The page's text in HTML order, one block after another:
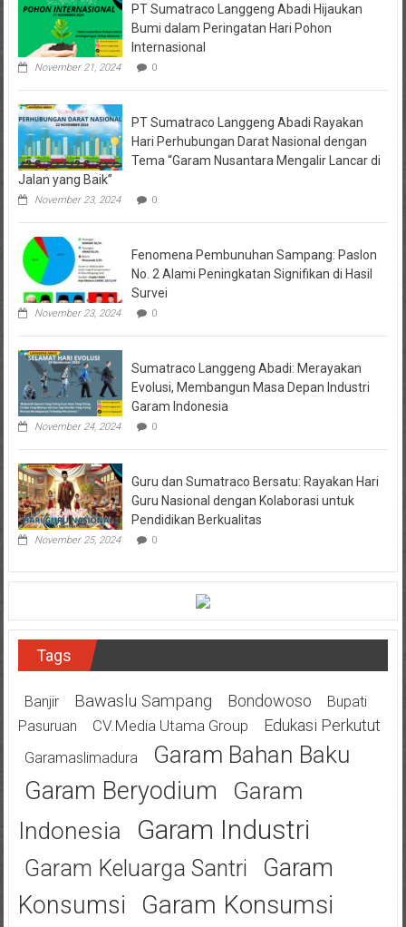
Water
Bombing
PT Sumatraco Langgeng Abadi Hijaukan
Bumi dalam Peringatan Hari Pohon
Internasional
November 21, 2024 0
PT Sumatraco Langgeng Abadi Rayakan
Hari Perhubungan Darat Nasional dengan
Tema “Garam Nusantara Mengalir Lancar di
Jalan yang Baik”
November 23, 2024 0
Fenomena Pembunuhan Sampang: Paslon
No. 2 Alami Peningkatan Signifikan di Hasil
Survei
November 23, 2024 0
Sumatraco Langgeng Abadi: Merayakan
Evolusi, Membangun Masa Depan Industri
Garam Indonesia
November 24, 2024 0
Guru dan Sumatraco Bersatu: Rayakan Hari
Guru Nasional dengan Kolaborasi untuk
Pendidikan Berkualitas
November 25, 2024 0
Tags
Banjir Bawaslu Sampang Bondowoso
Bupati
Pasuruan
CV.Media Utama Group Edukasi Perkutut
Garamaslimadura Garam Bahan Baku
Garam Beryodium
Garam
Indonesia
Garam Industri
Garam Keluarga Santri
Garam
Konsumsi
Garam Konsumsi